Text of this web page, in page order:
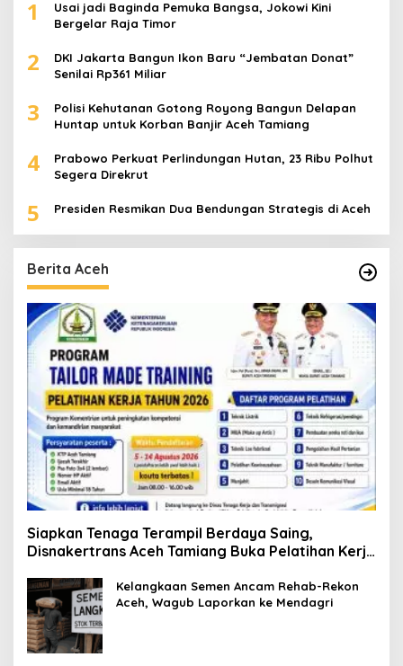
1
Usai jadi Baginda Pemuka Bangsa, Jokowi Kini
Bergelar Raja Timor
2
DKI Jakarta Bangun Ikon Baru “Jembatan Donat”
Senilai Rp361 Miliar
3
Polisi Kehutanan Gotong Royong Bangun Delapan
Huntap untuk Korban Banjir Aceh Tamiang
4
Prabowo Perkuat Perlindungan Hutan, 23 Ribu Polhut
Segera Direkrut
5 Presiden Resmikan Dua Bendungan Strategis di Aceh
Berita Aceh
Siapkan Tenaga Terampil Berdaya Saing,
Disnakertrans Aceh Tamiang Buka Pelatihan Kerja
Kelangkaan Semen Ancam Rehab-Rekon
Aceh, Wagub Laporkan ke Mendagri